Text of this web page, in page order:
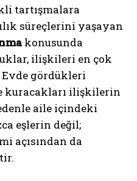
tartışmalara
süreçlerini yaşayan
konusunda
ilişkileri en çok
gördükleri
kuracakları ilişkilerin
aile içindeki
eşlerin değil;
açısından da